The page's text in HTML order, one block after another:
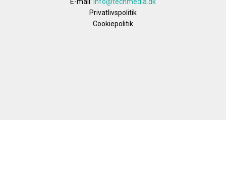
Privatlivspolitik
Cookiepolitik